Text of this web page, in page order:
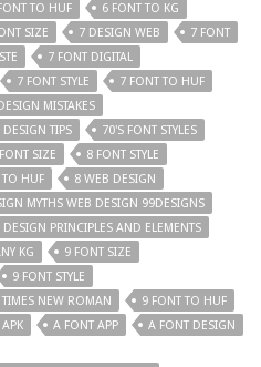
TO HUF
6 FONT TO KG
SIZE 7 DESIGN WEB
7 FONT
7 FONT DIGITAL
7 FONT STYLE
7 FONT TO HUF
MISTAKES
DESIGN TIPS
70'S FONT STYLES
SIZE
8 FONT STYLE
TO HUF
8 WEB DESIGN
MYTHS WEB DESIGN 99DESIGNS
DESIGN PRINCIPLES AND ELEMENTS
KG
9 FONT SIZE
9 FONT STYLE
TIMES NEW ROMAN
9 FONT TO HUF
A FONT APP
A FONT DESIGN